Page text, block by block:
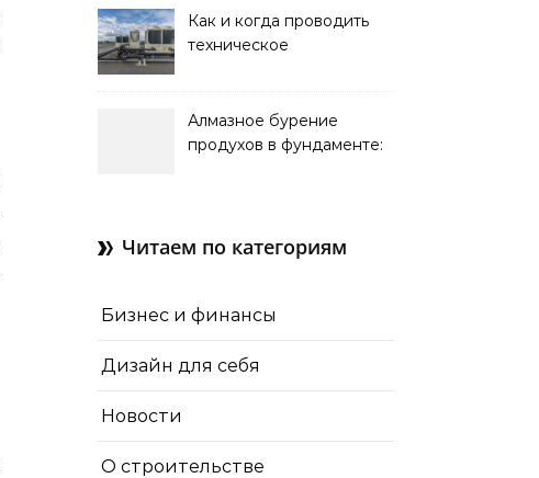
Как и когда проводить
техническое
Алмазное бурение
продухов в фундаменте:
Читаем по категориям
Бизнес и финансы
Дизайн для себя
Новости
О строительстве